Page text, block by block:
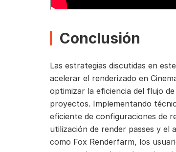
Conclusión
Las estrategias discutidas en
acelerar el renderizado en
optimizar la eficiencia del flujo
proyectos. Implementando
eficiente de configuraciones de
utilización de render passes y el
como Fox Renderfarm, los